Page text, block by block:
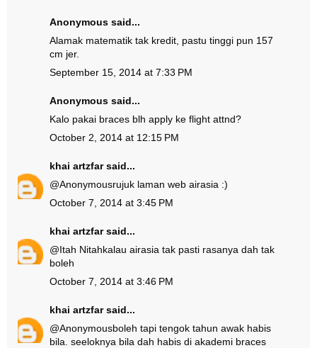
Anonymous said...
Alamak matematik tak kredit, pastu tinggi pun 157
cm jer.
September 15, 2014 at 7:33 PM
Anonymous said...
Kalo pakai braces blh apply ke flight attnd?
October 2, 2014 at 12:15 PM
khai artzfarsaid...
@Anonymousrujuk laman web airasia :)
October 7, 2014 at 3:45 PM
khai artzfarsaid...
@Itah Nitahkalau airasia tak pasti rasanya dah tak
boleh
October 7, 2014 at 3:46 PM
khai artzfarsaid...
@Anonymousboleh tapi tengok tahun awak habis
bila. seeloknya bila dah habis di akademi braces